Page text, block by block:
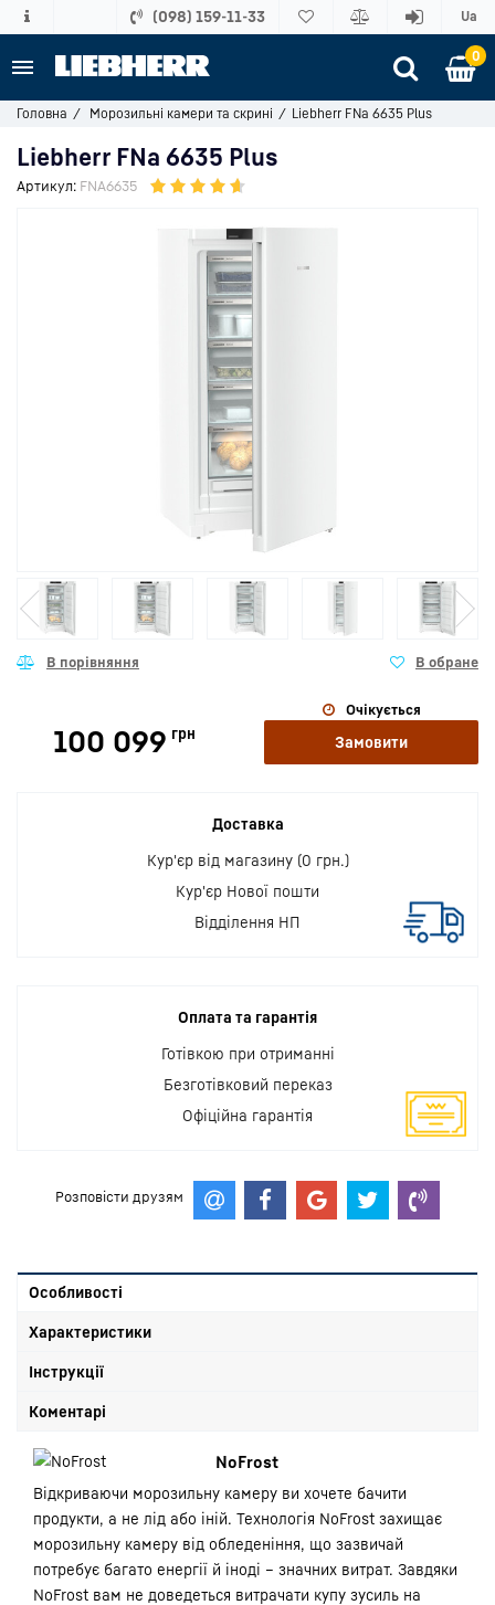
(098) 159-11-33 Ua
0
Головна Морозильні камери та скрині Liebherr FNa 6635 Plus
Liebherr FNa 6635 Plus
Артикул: FNA6635
100 099 грн
Очікується
Замовити
Доставка
Кур'єр від магазину (0 грн.)
Кур'єр Нової пошти
Відділення НП
Оплата та гарантія
Готівкою при отриманні
Безготівковий переказ
Офіційна гарантія
Розповісти друзям
Особливості
Характеристики
Інструкції
Коментарі
NoFrost
Відкриваючи морозильну камеру ви хочете бачити
продукти, а не лід або іній. Технологія NoFrost захищає
морозильну камеру від обледеніння, що зазвичай
потребує багато енергії й іноді – значних витрат. Завдяки
NoFrost вам не доведеться витрачати купу зусиль на